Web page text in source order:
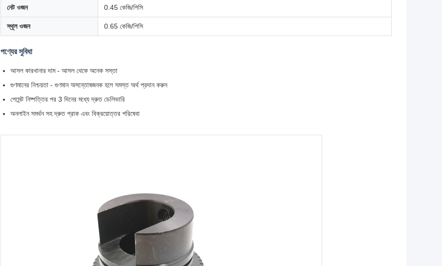
নেট ওজন 0.45 কেজি/পিসি
স্থূল ওজন 0.65 কেজি/পিসি
পণ্যের সুবিধা
আসল কারখানার দাম - আসল থেকে অনেক সস্তা
গুণমানের নিশ্চয়তা - গুণমান অসন্তোষজনক হলে সমস্ত অর্থ প্রদান করুন
পেমেন্ট নিষ্পত্তির পর 3 দিনের মধ্যে দ্রুত ডেলিভারি
অনলাইন সমর্থন সহ দ্রুত প্রাক এবং বিক্রয়োত্তর পরিষেবা